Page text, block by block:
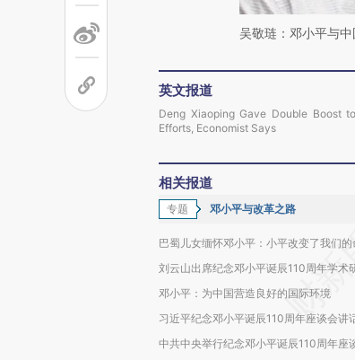
吴敬琏：邓小平与
英文报道
Deng Xiaoping Gave Double Boost
Efforts, Economist Says
相关报道
专题 邓小平与改革之路
巴蜀儿女缅怀邓小平：小平改变了我们的
刘云山出席纪念邓小平诞辰110周年学术
邓小平：为中国营造良好的国际环境
习近平纪念邓小平诞辰110周年座谈会讲
中共中央举行纪念邓小平诞辰110周年座